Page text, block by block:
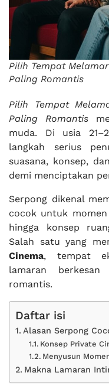
Pilih Tempat
Paling Romantis
Pilih Tempat
Paling Romantis
muda. Di usia
langkah serius
suasana, konsep,
demi menciptakan
Serpong dikenal
cocok untuk
hingga konsep
Salah satu yang
Cinema, tempat
lamaran
romantis.
Daftar isi
Alasan Serpong
Konsep Private
Menyusun
Makna Lamaran